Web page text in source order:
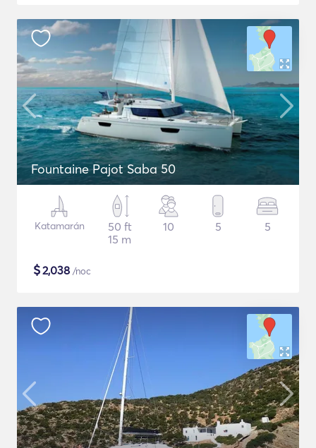
Fountaine Pajot Saba 50
Katamarán
50 ft
15 m
10 5 5
$2,038 /noc